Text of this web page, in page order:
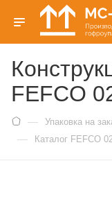
FEFCO
— Упаковка на
— Каталог FEFCO